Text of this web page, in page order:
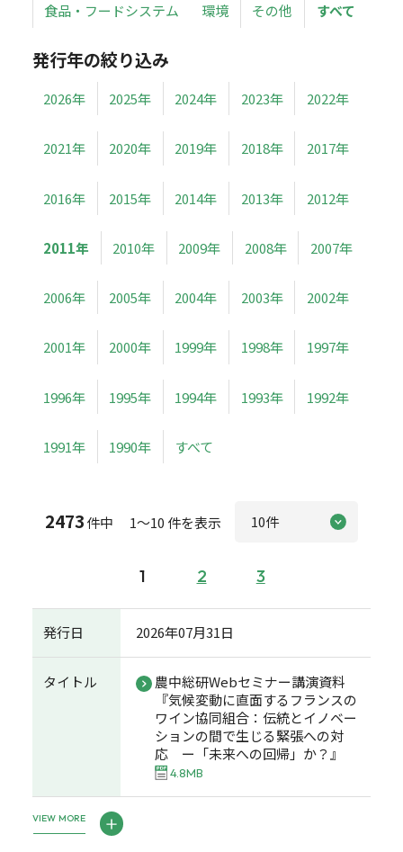
食品・フードシステム 環境 その他 すべて
発行年の絞り込み
2026年 2025年 2024年 2023年 2022年
2021年 2020年 2019年 2018年 2017年
2016年 2015年 2014年 2013年 2012年
2011年 2010年 2009年 2008年 2007年
2006年 2005年 2004年 2003年 2002年
2001年 2000年 1999年 1998年 1997年
1996年 1995年 1994年 1993年 1992年
1991年 1990年 すべて
2473件中 1～10 件を表示
1 2 3
発行日 2026年07月31日
タイトル
農中総研Webセミナー講演資料
『気候変動に直面するフランスの
ワイン協同組合：伝統とイノベー
ションの間で生じる緊張への対
応 ー「未来への回帰」か？』
4.8MB
VIEW MORE